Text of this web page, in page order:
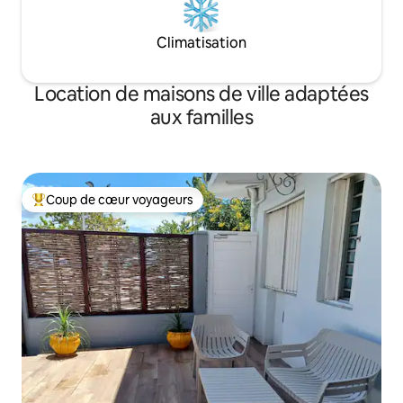
Climatisation
Location de maisons de ville adaptées
aux familles
Coups de cœur voyageurs les plus appréciés
Coup de cœur voyageurs